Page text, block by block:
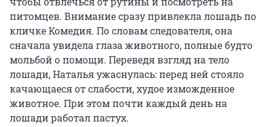
питомцев. Внимание сразу привлекла лошадь по
кличке Комедия. По словам следователя, она
сначала увидела глаза животного, полные будто
мольбой о помощи. Переведя взгляд на тело
лошади, Наталья ужаснулась: перед ней стояло
качающаеся от слабости, худое изможденное
животное. При этом почти каждый день на
лошади работал пастух.